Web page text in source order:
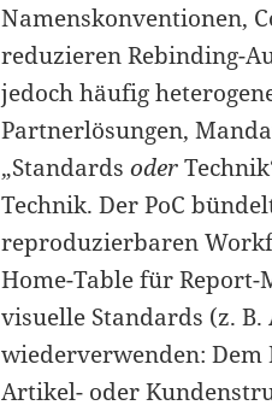
Namenskonventionen,
reduzieren Rebinding-
jedoch häufig
Partnerlösungen,
„Standardsoder
Technik. Der PoC
reproduzierbaren
Home-Table für Report-
visuelle Standards (z.
wiederverwenden: Dem
Artikel- oder